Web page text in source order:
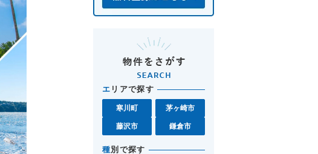
エ リアで探す
寒川町 茅ヶ崎市
藤沢市 鎌倉市
種別で探す